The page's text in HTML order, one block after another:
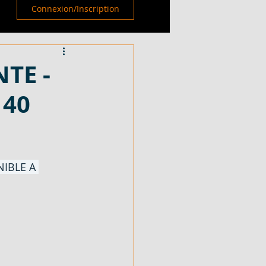
Connexion/Inscription
-
A